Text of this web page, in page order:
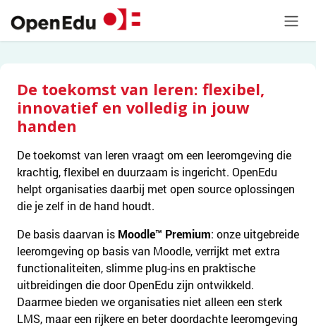
De toekomst van leren: flexibel,
innovatief en volledig in jouw
handen
De toekomst van leren vraagt om een leeromgeving die
krachtig, flexibel en duurzaam is ingericht. OpenEdu
helpt organisaties daarbij met open source oplossingen
die je zelf in de hand houdt.
De basis daarvan is Moodle™ Premium: onze uitgebreide
leeromgeving op basis van Moodle, verrijkt met extra
functionaliteiten, slimme plug-ins en praktische
uitbreidingen die door OpenEdu zijn ontwikkeld.
Daarmee bieden we organisaties niet alleen een sterk
LMS, maar een rijkere en beter doordachte leeromgeving